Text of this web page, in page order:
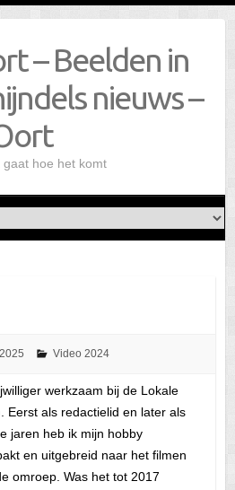
– Beelden in
nieuws –
hoe het komt
Video 2024
werkzaam bij de Lokale
Eerst als redactielid en later als
jaren heb ik mijn hobby
en uitgebreid naar het filmen
omroep. Was het tot 2017